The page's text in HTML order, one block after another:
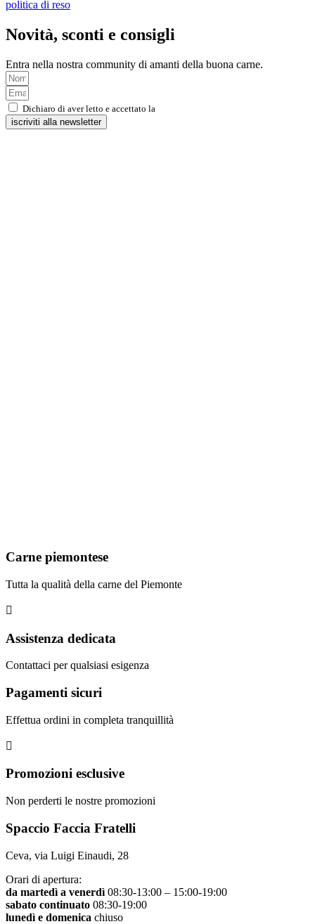
politica di reso
Novità, sconti e consigli
Entra nella nostra community di amanti della buona carne.
Dichiaro di aver letto e accettato la
iscriviti alla newsletter
Carne piemontese
Tutta la qualità della carne del Piemonte
Assistenza dedicata
Contattaci per qualsiasi esigenza
Pagamenti sicuri
Effettua ordini in completa tranquillità
Promozioni esclusive
Non perderti le nostre promozioni
Spaccio Faccia Fratelli
Ceva, via Luigi Einaudi, 28
Orari di apertura:
da martedì a venerdì 08:30-13:00 – 15:00-19:00
sabato continuato 08:30-19:00
lunedì e domenica chiuso